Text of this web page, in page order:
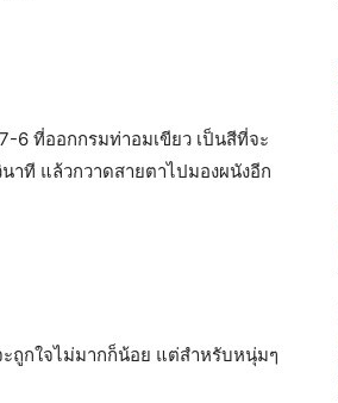
6 ที่ออกกรมท่าอมเขียว เป็นสีที่จะ
าที แล้วกวาดสายตาไปมองผนังอีก
ถูกใจไม่มากก็น้อย แต่สำหรับหนุ่มๆ